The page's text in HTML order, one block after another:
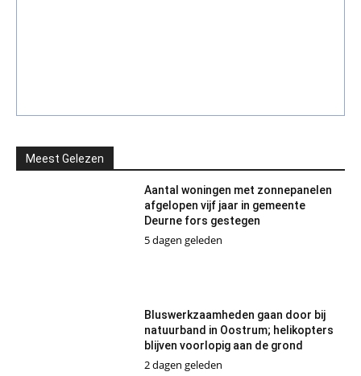
Meest Gelezen
Aantal woningen met zonnepanelen
afgelopen vijf jaar in gemeente
Deurne fors gestegen
5 dagen geleden
Bluswerkzaamheden gaan door bij
natuurband in Oostrum; helikopters
blijven voorlopig aan de grond
2 dagen geleden